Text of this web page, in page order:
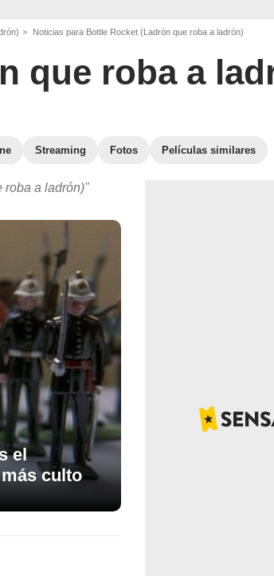
Noticias para Bottle Rocket (Ladrón que roba a ladrón)
que roba a
Streaming Fotos Películas similares
roba a ladrón)"
el
culto